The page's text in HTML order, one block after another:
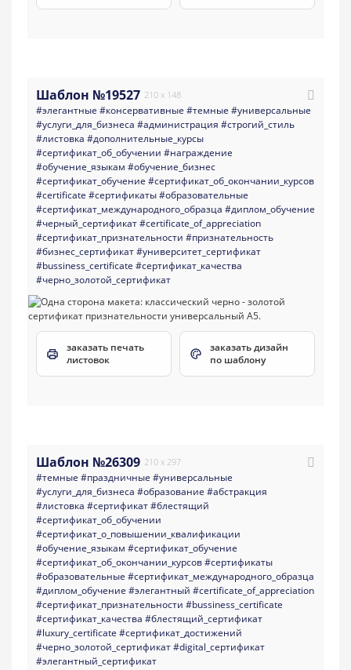
Шаблон №19527 210 x 148
#элегантные #консервативные #темные #универсальные
#услуги_для_бизнеса #администрация #строгий_стиль
#листовка #дополнительные_курсы
#сертификат_об_обучении #награждение
#обучение_языкам #обучение_бизнес
#сертификат_обучение #сертификат_об_окончании_курсов
#certificate #сертификаты#образовательные
#сертификат_международного_образца #диплом_обучение
#черный_сертификат#certificate_of_appreciation
#сертификат_признательности #признательность
#бизнес_сертификат#университет_сертификат
#bussiness_certificate #сертификат_качества
#черно_золотой_сертификат
заказать печать
листовок
заказать дизайн
по шаблону
Шаблон №26309 210 x 297
#темные #праздничные #универсальные
#услуги_для_бизнеса #образование #абстракция
#листовка #сертификат#блестящий
#сертификат_об_обучении
#сертификат_о_повышении_квалификации
#обучение_языкам #сертификат_обучение
#сертификат_об_окончании_курсов#сертификаты
#образовательные #сертификат_международного_образца
#диплом_обучение #элегантный #certificate_of_appreciation
#сертификат_признательности #bussiness_certificate
#сертификат_качества #блестящий_сертификат
#luxury_certificate #сертификат_достижений
#черно_золотой_сертификат#digital_сертификат
#элегантный_сертификат